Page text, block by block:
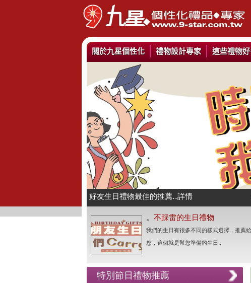
關於九星個性化 禮物設計專家 這些禮物
情人抱枕我們幫你挑好了..詳情
好友生日禮物最佳的推薦..詳情
公仔娃娃製作與場景推薦..詳情
人像Q畫似顏繪圖可愛喔..詳情
老人防走失牌製作-手鍊..詳情
情人抱枕我們幫你挑好了..詳情
好友生日禮物最佳的推薦..詳情
。 不踩雷的生日禮物
我們的生日有很多不同的樣式選擇，推薦給
您，這個就是幫您準備的生日..
特別節日禮物推薦